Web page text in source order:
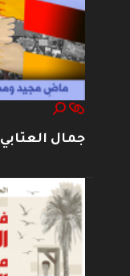
جمال العتابي